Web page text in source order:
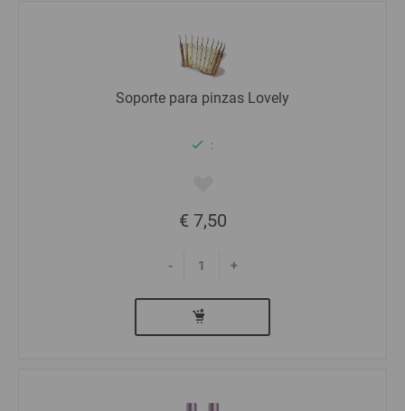
Soporte para pinzas Lovely
:
€ 7,50
- +